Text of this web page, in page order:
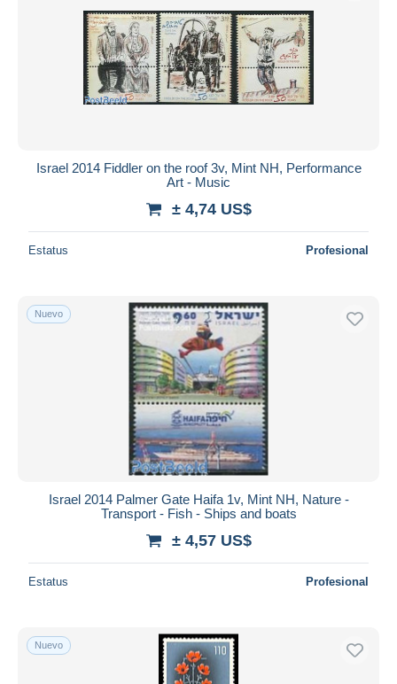
Israel 2014 Fiddler on the roof 3v, Mint NH, Performance
Art - Music
± 4,74 US$
Estatus Profesional
Nuevo
Israel 2014 Palmer Gate Haifa 1v, Mint NH, Nature -
Transport - Fish - Ships and boats
± 4,57 US$
Estatus Profesional
Nuevo